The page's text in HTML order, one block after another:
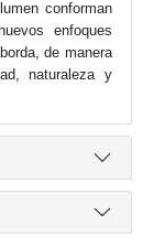
conforman
enfoques
de manera
naturaleza y